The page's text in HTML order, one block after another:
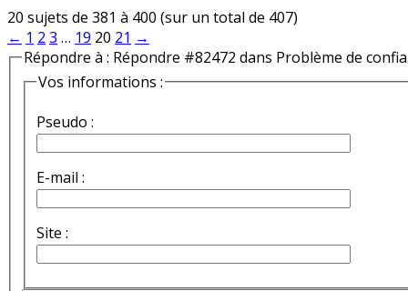
20 sujets de 381 à 400 (sur un total de 407)
← 1 2 3 … 19 20 21 →
Répondre à : Répondre #82472 dans Problème de
Vos informations :
Pseudo :
E-mail :
Site :